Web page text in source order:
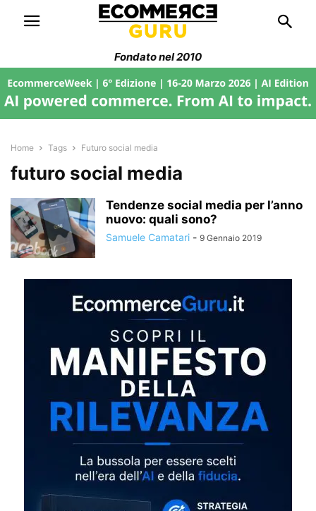
Fondato nel 2010
Home Tags Futuro social media
futuro social media
Tendenze social media per l’anno
nuovo: quali sono?
Samuele Camatari - 9 Gennaio 2019